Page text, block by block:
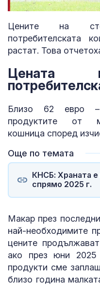
Unmute Loaded
43.77%
Цените на
потребителската
растат. Това
Цената
Близо 62 евро –
продуктите от
кошница според
Още по темата
КНСБ: Храната е
спрямо 2025 г.
Макар през
най-необходимите
цените
ако през юни 2025
продукти сме
близо година